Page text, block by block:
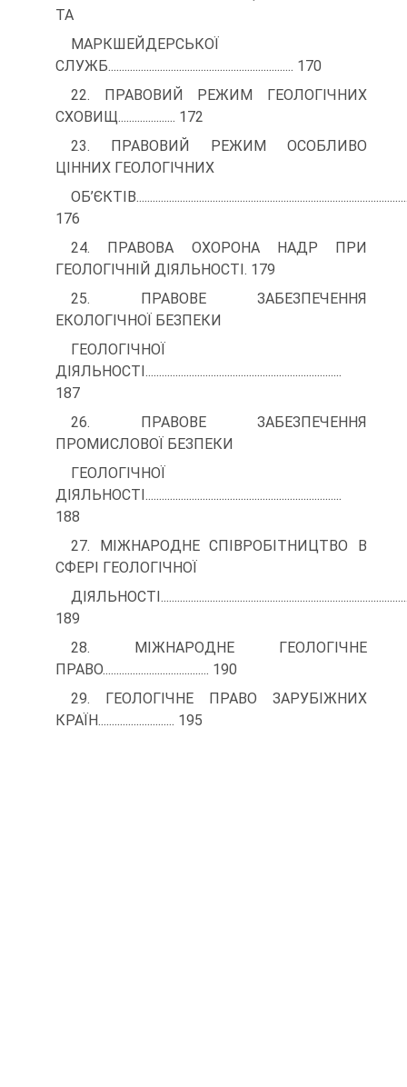
ТА
МАРКШЕЙДЕРСЬКОЇ
СЛУЖБ.................................................................... 170
22. ПРАВОВИЙ РЕЖИМ ГЕОЛОГІЧНИХ
СХОВИЩ..................... 172
23. ПРАВОВИЙ РЕЖИМ ОСОБЛИВО
ЦІННИХ ГЕОЛОГІЧНИХ
176
24. ПРАВОВА ОХОРОНА НАДР ПРИ
ГЕОЛОГІЧНІЙ ДІЯЛЬНОСТІ. 179
25. ПРАВОВЕ ЗАБЕЗПЕЧЕННЯ
ЕКОЛОГІЧНОЇ БЕЗПЕКИ
ГЕОЛОГІЧНОЇ
ДІЯЛЬНОСТІ........................................................................
187
26. ПРАВОВЕ ЗАБЕЗПЕЧЕННЯ
ПРОМИСЛОВОЇ БЕЗПЕКИ
ГЕОЛОГІЧНОЇ
ДІЯЛЬНОСТІ........................................................................
188
27. МІЖНАРОДНЕ СПІВРОБІТНИЦТВО В
СФЕРІ ГЕОЛОГІЧНОЇ
189
28. МІЖНАРОДНЕ ГЕОЛОГІЧНЕ
ПРАВО....................................... 190
29. ГЕОЛОГІЧНЕ ПРАВО ЗАРУБІЖНИХ
КРАЇН............................ 195